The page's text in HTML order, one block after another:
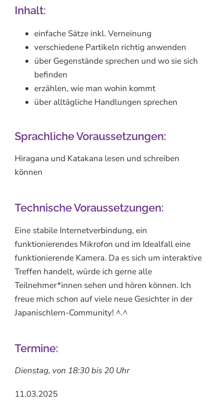
Inhalt:
einfache Sätze inkl. Verneinung
verschiedene Partikeln richtig anwenden
über Gegenstände sprechen und wo sie sich
befinden
erzählen, wie man wohin kommt
über alltägliche Handlungen sprechen
Sprachliche Voraussetzungen:
Hiragana und Katakana lesen und schreiben
können
Technische Voraussetzungen:
Eine stabile Internetverbindung, ein
funktionierendes Mikrofon und im Idealfall eine
funktionierende Kamera. Da es sich um interaktive
Treffen handelt, würde ich gerne alle
Teilnehmer*innen sehen und hören können. Ich
freue mich schon auf viele neue Gesichter in der
Japanischlern-Community! ^.^
Termine:
Dienstag, von 18:30 bis 20 Uhr
11.03.2025